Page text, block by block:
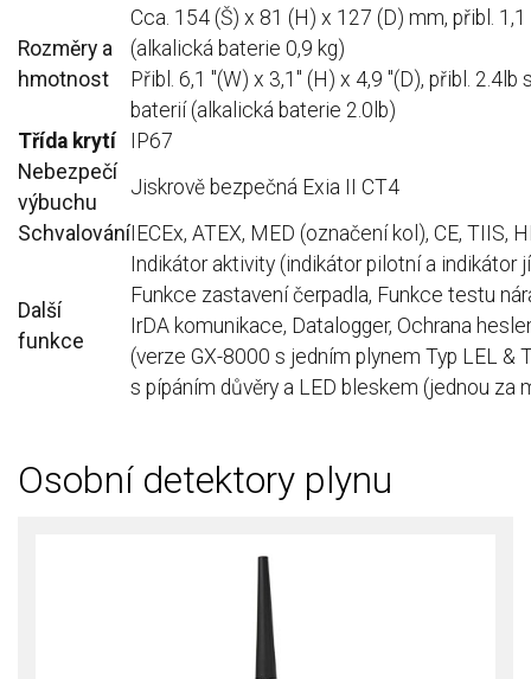
Rozměry a
hmotnost
Cca. 154 (Š) x 81 (H) x 127 (D) mm, přibl.
(alkalická baterie 0,9 kg)
Přibl. 6,1 "(W) x 3,1" (H) x 4,9 "(D), přibl. 2.4lb
baterií (alkalická baterie 2.0lb)
Třída krytí
IP67
Nebezpečí
výbuchu
Jiskrově bezpečná Exia II CT4
Schvalování IECEx, ATEX, MED (označení kol), CE, TIIS,
Další
funkce
Indikátor aktivity (indikátor pilotní a indikátor
Funkce zastavení čerpadla, Funkce testu
IrDA komunikace, Datalogger, Ochrana
(verze GX-8000 s jedním plynem Typ LEL &
s pípáním důvěry a LED bleskem (jednou za
Osobní detektory plynu